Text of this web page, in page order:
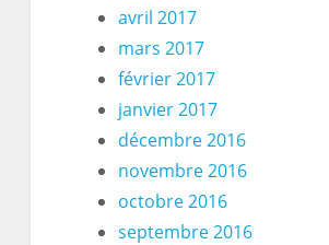
avril 2017
mars 2017
février 2017
janvier 2017
décembre 2016
novembre 2016
octobre 2016
septembre 2016